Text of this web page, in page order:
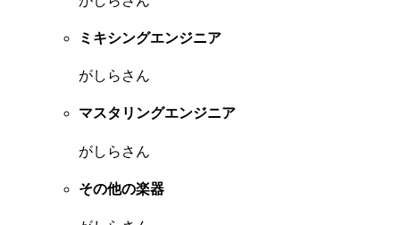
ミキシングエンジニア
がしらさん
マスタリングエンジニア
がしらさん
その他の楽器